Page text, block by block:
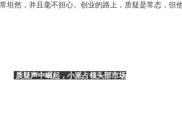
坦然，并且毫不担心。创业的路上，质疑是常态，但
质疑声中崛起，小派占领头部市场